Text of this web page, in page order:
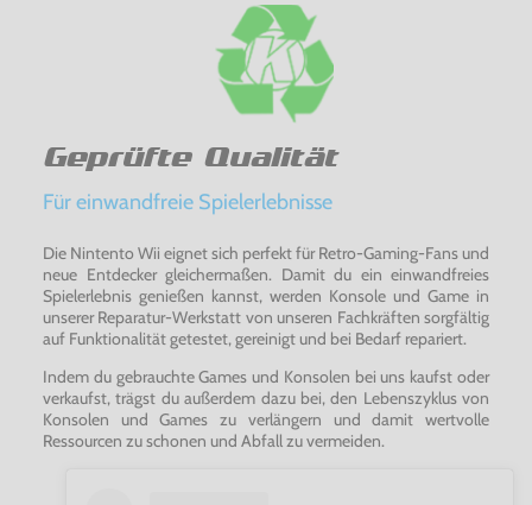
Geprüfte Qualität
Für einwandfreie Spielerlebnisse
Die Nintento Wii eignet sich perfekt für Retro-Gaming-Fans und
neue Entdecker gleichermaßen. Damit du ein einwandfreies
Spielerlebnis genießen kannst, werden Konsole und Game in
unserer Reparatur-Werkstatt von unseren Fachkräften sorgfältig
auf Funktionalität getestet, gereinigt und bei Bedarf repariert.
Indem du gebrauchte Games und Konsolen bei uns kaufst oder
verkaufst, trägst du außerdem dazu bei, den Lebenszyklus von
Konsolen und Games zu verlängern und damit wertvolle
Ressourcen zu schonen und Abfall zu vermeiden.